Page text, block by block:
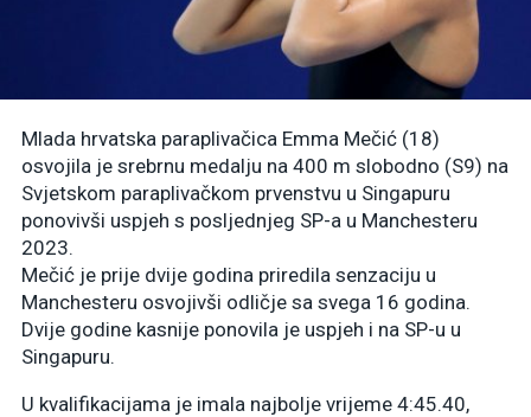
Mlada hrvatska paraplivačica Emma Mečić (18)
osvojila je srebrnu medalju na 400 m slobodno (S9) na
Svjetskom paraplivačkom prvenstvu u Singapuru
ponovivši uspjeh s posljednjeg SP-a u Manchesteru
2023.
Mečić je prije dvije godina priredila senzaciju u
Manchesteru osvojivši odličje sa svega 16 godina.
Dvije godine kasnije ponovila je uspjeh i na SP-u u
Singapuru.
U kvalifikacijama je imala najbolje vrijeme 4:45.40,